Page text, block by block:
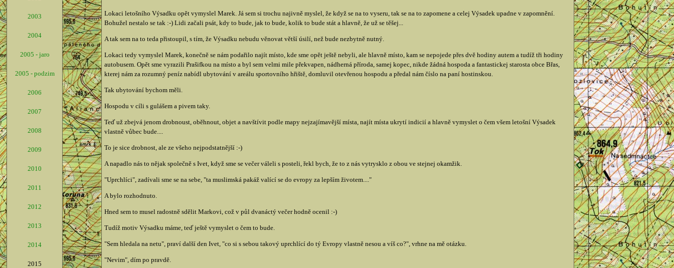
2003
2004
2005 - jaro
2005 - podzim
2006
2007
2008
2009
2010
2011
2012
2013
2014
2015
Lokaci letošního Výsadku opět vymyslel Marek. Já sem si trochu najivně myslel, že když se na to vyseru, tak se na to zapomene a celej Výsadek upadne v zapomnění.
Bohužel nestalo se tak :-) Lidi začali psát, kdy to bude, jak to bude, kolik to bude stát a hlavně, že už se těšej...
A tak sem na to teda přistoupil, s tím, že Výsadku nebudu věnovat větší úsilí, než bude nezbytně nutný.
Lokaci tedy vymyslel Marek, konečně se nám podařilo najít místo, kde sme opět ještě nebyli, ale hlavně místo, kam se nepojede přes dvě hodiny autem a tudíž tři hodiny
autobusem. Opět sme vyrazili Prašifkou na místo a byl sem velmi mile překvapen, nádherná příroda, samej kopec, nikde žádná hospoda a fantastickej starosta obce Břas,
kterej nám za rozumný peníz nabídl ubytování v areálu sportovního hřiště, domluvil otevřenou hospodu a předal nám číslo na paní hostinskou.
Tak ubytování bychom měli.
Hospodu v cíli s gulášem a pivem taky.
Teď už zbejvá jenom drobnoust, oběhnout, objet a navštívit podle mapy nejzajímavější místa, najít místa ukrytí indicií a hlavně vymyslet o čem všem letošní Výsadek
vlastně vůbec bude....
To je sice drobnost, ale ze všeho nejpodstatnější :-)
A napadlo nás to nějak společně s Ivet, když sme se večer váleli s posteli, řekl bych, že to z nás vytrysklo z obou ve stejnej okamžik.
"Uprchlíci", zadívali sme se na sebe, "ta muslimská pakáž valící se do evropy za lepším životem...."
A bylo rozhodnuto.
Hned sem to musel radostně sdělit Markovi, což v půl dvanáctý večer hodně ocenil :-)
Tudíž motiv Výsadku máme, teď ještě vymyslet o čem to bude.
"Sem hledala na netu", praví další den Ivet, "co si s sebou takový uprchlící do tý Evropy vlastně nesou a víš co?", vrhne na mě otázku.
"Nevim", dím po pravdě.